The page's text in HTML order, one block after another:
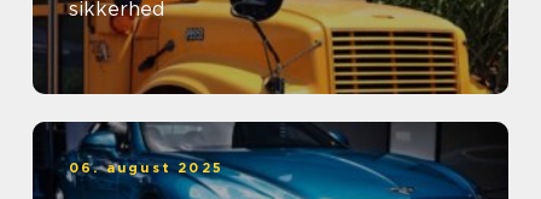
sikkerhed
06. august 2025